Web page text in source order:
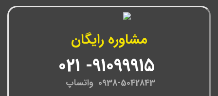
مشاوره رایگان
0938-5042843 واتساپ